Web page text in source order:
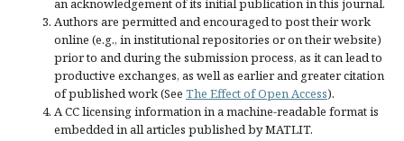
an acknowledgement of its initial publication in this journal.
Authors are permitted and encouraged to post their work
online (e.g., in institutional repositories or on their website)
prior to and during the submission process, as it can lead to
productive exchanges, as well as earlier and greater citation
of published work (See The Effect of Open Access).
A CC licensing information in a machine-readable format is
embedded in all articles published by MATLIT.